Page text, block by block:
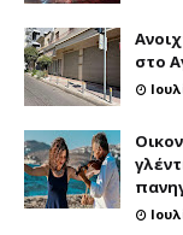
στο